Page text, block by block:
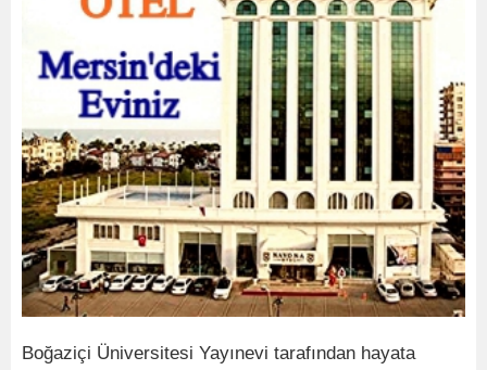
Boğaziçi Üniversitesi Yayınevi tarafından hayata